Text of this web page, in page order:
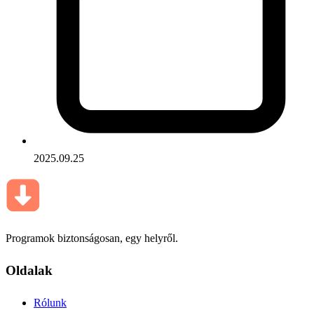
2025.09.25
Programok biztonságosan, egy helyről.
Oldalak
Rólunk